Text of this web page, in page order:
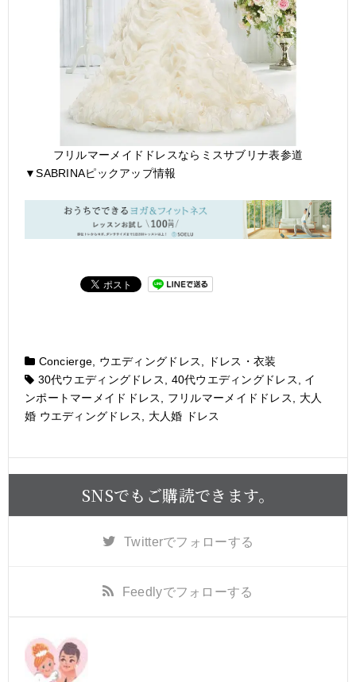
フリルマーメイドドレスならミスサブリナ表参道
▼SABRINAピックアップ情報
Concierge, ウエディングドレス,
ドレス・衣装
30代ウエディングドレス, 40代ウエディングドレス, イ
ンポートマーメイドドレス, フリルマーメイドドレス, 大人
婚 ウエディングドレス, 大人婚 ドレス
SNSでもご購読できます。
Twitterでフォローする
Feedlyでフォローする